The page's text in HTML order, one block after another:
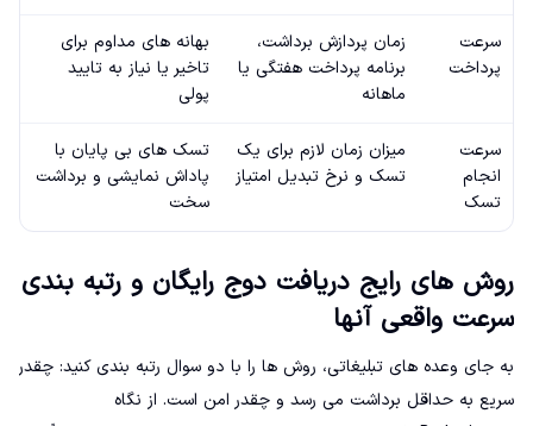
سرعت
پرداخت
زمان پردازش برداشت،
برنامه پرداخت هفتگی یا
ماهانه
بهانه های مداوم برای
تاخیر یا نیاز به تایید
پولی
سرعت
انجام
تسک
میزان زمان لازم برای یک
تسک و نرخ تبدیل امتیاز
تسک های بی پایان با
پاداش نمایشی و برداشت
سخت
روش های رایج دریافت دوج رایگان و رتبه بندی
سرعت واقعی آنها
به جای وعده های تبلیغاتی، روش ها را با دو سوال رتبه بندی کنید: چقدر
سریع به حداقل برداشت می رسد و چقدر امن است. از نگاه